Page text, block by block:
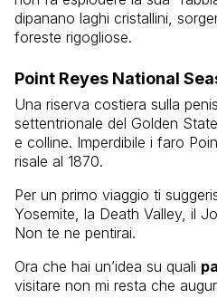
dipanano laghi cristallini,
foreste rigogliose.
Point Reyes National
Una riserva costiera sulla
settentrionale del Golden
e colline. Imperdibile i faro
risale al 1870.
Per un primo viaggio ti
Yosemite, la Death Valley, il
Non te ne pentirai.
Ora che hai un’idea su quali
visitare non mi resta che